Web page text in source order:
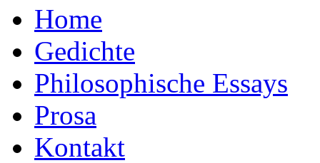
Home
Gedichte
Philosophische Essays
Prosa
Kontakt